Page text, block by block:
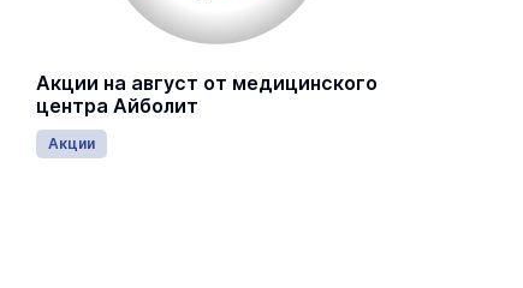
Акции на август от медицинского
центра Айболит
Акции